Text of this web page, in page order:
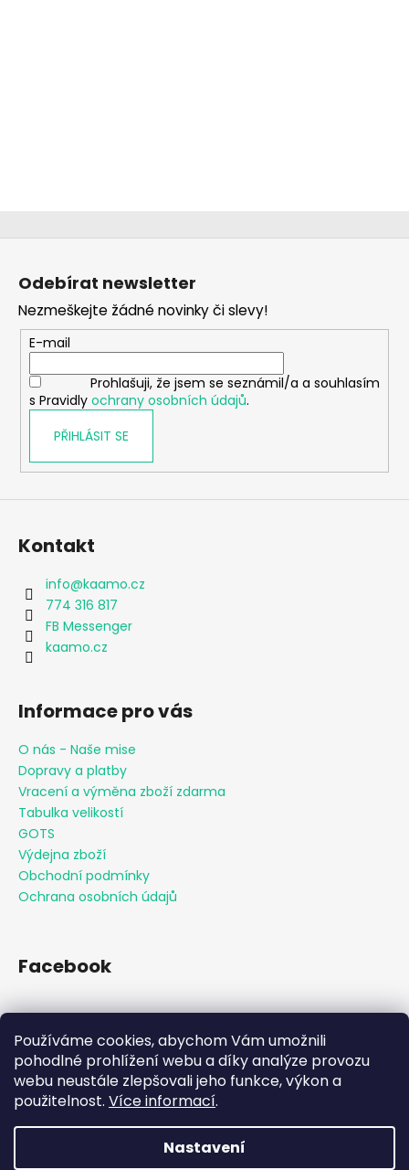
Používáme cookies, abychom Vám umožnili
pohodlné prohlížení webu a díky analýze provozu
webu neustále zlepšovali jeho funkce, výkon a
použitelnost. Více informací.
Nastavení
Z
Odebírat newsletter
Nezmeškejte žádné novinky či slevy!
E-mail
Prohlašuji, že jsem se seznámil/a a souhlasím
s Pravidly ochrany osobních údajů.
PŘIHLÁSIT SE
Kontakt
info@kaamo.cz
774 316 817
FB Messenger
kaamo.cz
Informace pro vás
O nás - Naše mise
Dopravy a platby
Vracení a výměna zboží zdarma
Tabulka velikostí
GOTS
Výdejna zboží
Obchodní podmínky
Ochrana osobních údajů
Facebook
Přijímáme online platby